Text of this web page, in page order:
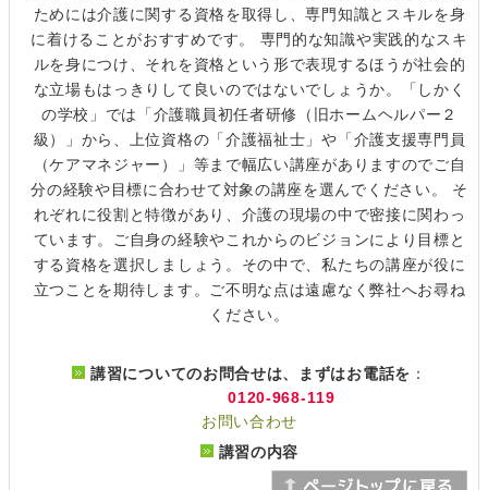
ためには介護に関する資格を取得し、専門知識とスキルを身
に着けることがおすすめです。 専門的な知識や実践的なスキ
ルを身につけ、それを資格という形で表現するほうが社会的
な立場もはっきりして良いのではないでしょうか。「しかく
の学校」では「介護職員初任者研修（旧ホームヘルパー２
級）」から、上位資格の「介護福祉士」や「介護支援専門員
（ケアマネジャー）」等まで幅広い講座がありますのでご自
分の経験や目標に合わせて対象の講座を選んでください。 そ
れぞれに役割と特徴があり、介護の現場の中で密接に関わっ
ています。ご自身の経験やこれからのビジョンにより目標と
する資格を選択しましょう。その中で、私たちの講座が役に
立つことを期待します。ご不明な点は遠慮なく弊社へお尋ね
ください。
講習についてのお問合せは、まずはお電話を ：
0120-968-119
お問い合わせ
講習の内容